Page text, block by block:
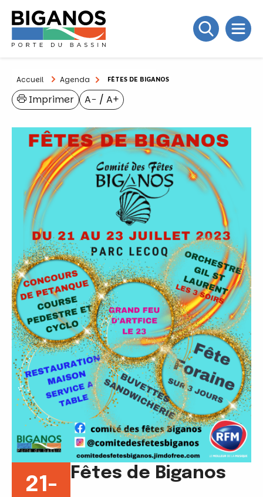
Accueil Agenda FÊTES DE BIGANOS
A− / A+
Imprimer
21-
Fêtes de Biganos